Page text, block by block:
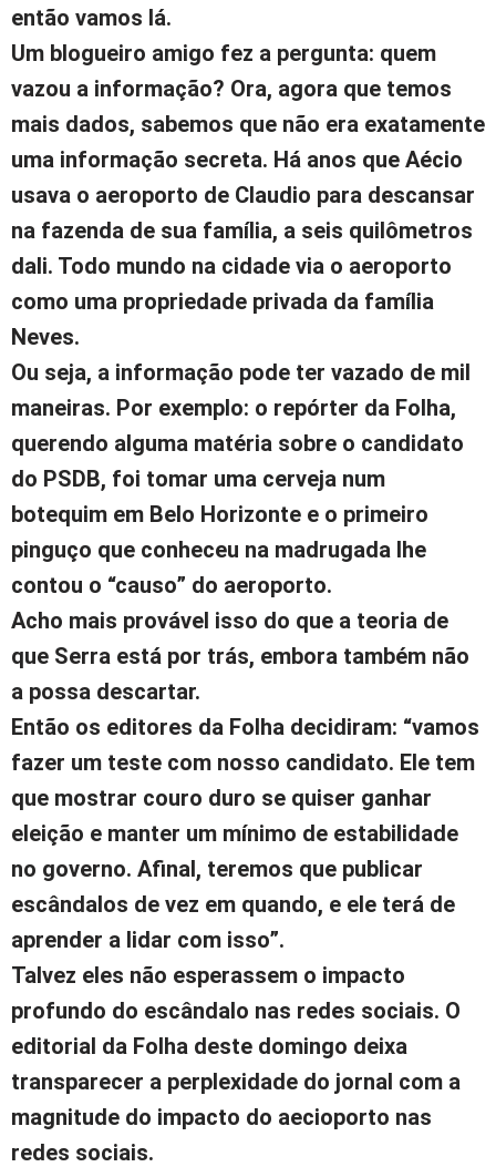
então vamos lá.
Um blogueiro amigo fez a pergunta: quem
vazou a informação? Ora, agora que temos
mais dados, sabemos que não era exatamente
uma informação secreta. Há anos que Aécio
usava o aeroporto de Claudio para descansar
na fazenda de sua família, a seis quilômetros
dali. Todo mundo na cidade via o aeroporto
como uma propriedade privada da família
Neves.
Ou seja, a informação pode ter vazado de mil
maneiras. Por exemplo: o repórter da Folha,
querendo alguma matéria sobre o candidato
do PSDB, foi tomar uma cerveja num
botequim em Belo Horizonte e o primeiro
pinguço que conheceu na madrugada lhe
contou o “causo” do aeroporto.
Acho mais provável isso do que a teoria de
que Serra está por trás, embora também não
a possa descartar.
Então os editores da Folha decidiram: “vamos
fazer um teste com nosso candidato. Ele tem
que mostrar couro duro se quiser ganhar
eleição e manter um mínimo de estabilidade
no governo. Afinal, teremos que publicar
escândalos de vez em quando, e ele terá de
aprender a lidar com isso”.
Talvez eles não esperassem o impacto
profundo do escândalo nas redes sociais. O
editorial da Folha deste domingo deixa
transparecer a perplexidade do jornal com a
magnitude do impacto do aecioporto nas
redes sociais.